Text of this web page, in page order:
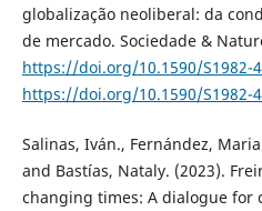
globalização neoliberal: da
de mercado. Sociedade &
https://doi.org/10.1590/S1982-
https://doi.org/10.1590/S1982-
Salinas, Iván., Fernández,
and Bastías, Nataly. (2023).
changing times: A dialogue